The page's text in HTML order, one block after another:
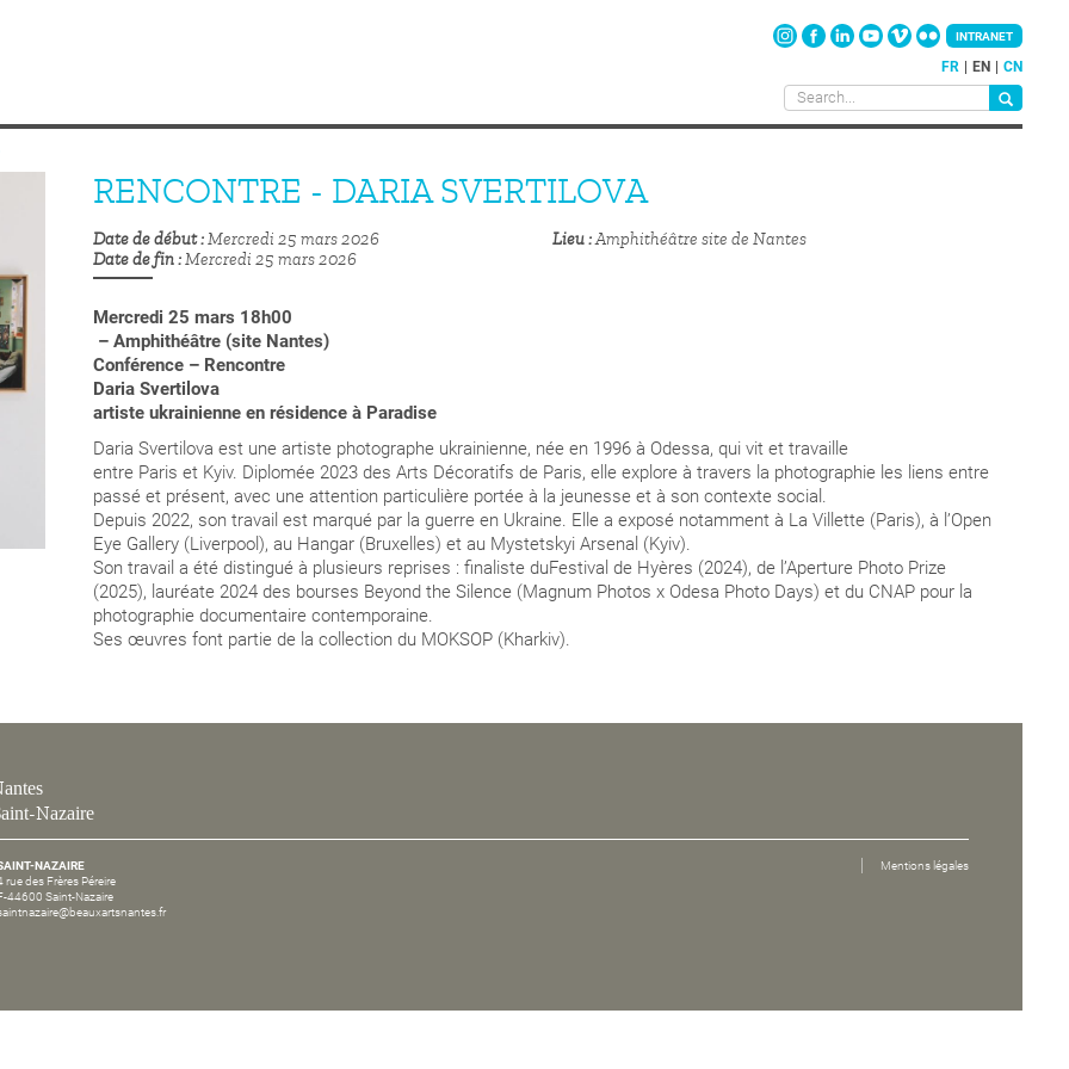
FR EN CN
INTRANET
RENCONTRE - DARIA SVERTILOVA
Date de début Mercredi 25 mars 2026
Date de fin Mercredi 25 mars 2026
Lieu Amphithéâtre site de Nantes
Mercredi 25 mars 18h00
– Amphithéâtre (site Nantes)
Conférence – Rencontre
Daria Svertilova
artiste ukrainienne en résidence à Paradise
Daria Svertilova est une artiste photographe ukrainienne, née en 1996 à Odessa, qui vit et travaille
entre Paris et Kyiv. Diplomée 2023 des Arts Décoratifs de Paris, elle explore à travers la photographie les liens entre
passé et présent, avec une attention particulière portée à la jeunesse et à son contexte social.
Depuis 2022, son travail est marqué par la guerre en Ukraine. Elle a exposé notamment à La Villette (Paris), à l’Open
Eye Gallery (Liverpool), au Hangar (Bruxelles) et au Mystetskyi Arsenal (Kyiv).
Son travail a été distingué à plusieurs reprises : finaliste duFestival de Hyères (2024), de l’Aperture Photo Prize
(2025), lauréate 2024 des bourses Beyond the Silence (Magnum Photos x Odesa Photo Days) et du CNAP pour la
photographie documentaire contemporaine.
Ses œuvres font partie de la collection du MOKSOP (Kharkiv).
Nazaire
NAZAIRE
rue des Frères Péreire
44600 Saint-Nazaire
Mentions légales